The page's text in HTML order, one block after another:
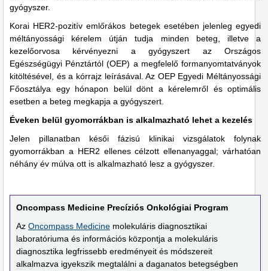
gyógyszer.
Korai HER2-pozitív emlőrákos betegek esetében jelenleg egyedi
méltányossági kérelem útján tudja minden beteg, illetve a
kezelőorvosa kérvényezni a gyógyszert az Országos
Egészségügyi Pénztártól (OEP) a megfelelő formanyomtatványok
kitöltésével, és a kórrajz leírásával. Az OEP Egyedi Méltányossági
Főosztálya egy hónapon belül dönt a kérelemről és optimális
esetben a beteg megkapja a gyógyszert.
Éveken belül gyomorrákban is alkalmazható lehet a kezelés
Jelen pillanatban késői fázisú klinikai vizsgálatok folynak
gyomorrákban a HER2 ellenes célzott ellenanyaggal; várhatóan
néhány év múlva ott is alkalmazható lesz a gyógyszer.
Oncompass Medicine Precíziós Onkológiai Program
Az Oncompass Medicine molekuláris diagnosztikai
laboratóriuma és információs központja a molekuláris
diagnosztika legfrissebb eredményeit és módszereit
alkalmazva igyekszik megtalálni a daganatos betegségben